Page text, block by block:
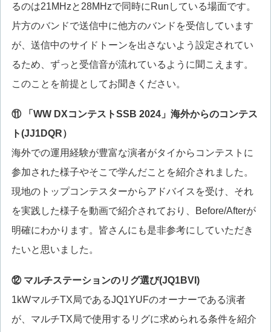
るのは21MHzと28MHzで同時にRunしている場面です。
片方のバンドで送信中に他方のバンドを受信しています
が、送信中のサイドトーンを出さないよう設定されてい
るため、ずっと受信音が流れているように聞こえます。
このことを前提としてお聞きください。
⑪ 「WW DXコンテストSSB 2024」海外からのコンテス
ト(JJ1DQR）
海外での運用経験が豊富な演者がタイからコンテストに
参加された様子やそこで学んだことを紹介されました。
現地のトップコンテスターからアドバイスを受け、それ
を実践した様子を動画で紹介されており、Before/Afterが
明確にわかります。皆さんにも是非参考にしていただき
たいと思いました。
⑫ マルチステーションのリグ選び(JQ1BVI)
1kWマルチTX局であるJQ1YUFのオーナーである演者
が、マルチTX局で使用するリグに求められる条件を紹介